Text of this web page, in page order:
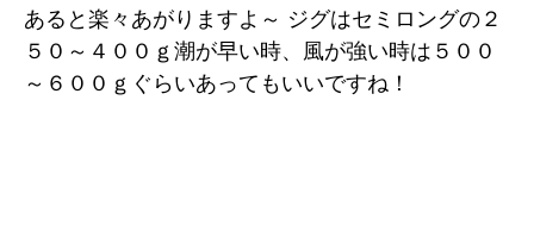
あると楽々あがりますよ～ ジグはセミロングの２
５０～４００ｇ潮が早い時、風が強い時は５００
～６００ｇぐらいあってもいいですね！